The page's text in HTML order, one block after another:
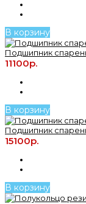
В корзину
Подшипник
11100р.
В корзину
Подшипник
15100р.
В корзину